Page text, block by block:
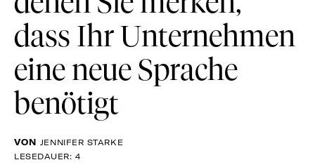
dass Ihr Unternehmen
eine neue Sprache
benötigt
VON
JENNIFER STARKE
LESEDAUER: 4